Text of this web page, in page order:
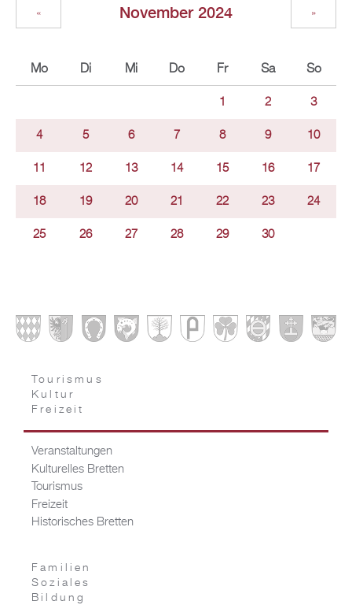
November 2024
« »
Mo Di Mi Do Fr Sa So
1 2 3
4 5 6 7 8 9 10
11 12 13 14 15 16 17
18 19 20 21 22 23 24
25 26 27 28 29 30
Tourismus
Kultur
Freizeit
Veranstaltungen
Kulturelles Bretten
Tourismus
Freizeit
Historisches Bretten
Familien
Soziales
Bildung